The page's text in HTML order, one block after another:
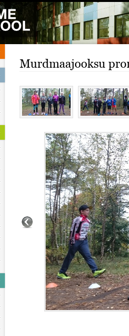
Murdmaajooksu